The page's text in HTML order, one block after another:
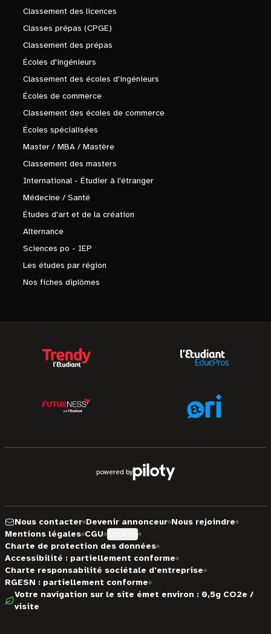
Classement des licences
Classes prépas (CPGE)
Classement des prépas
Écoles d'ingénieurs
Classement des écoles d'ingénieurs
Écoles de commerce
Classement des écoles de commerce
Écoles spécialisées
Master / MBA / Mastère
Classement des masters
International - Étudier à l'étranger
Médecine / Santé
Études d'art et de la création
Alternance
Sciences po - IEP
Les études par région
Nos fiches diplômes
powered by
Nous contacter Devenir annonceur Nous rejoindre
Mentions légales CGU
Charte de protection des données
Accessibilité : partiellement conforme
Charte responsabilité sociétale d'entreprise
RGESN : partiellement conforme
Votre navigation sur le site émet environ : 0,5g CO2e /
visite